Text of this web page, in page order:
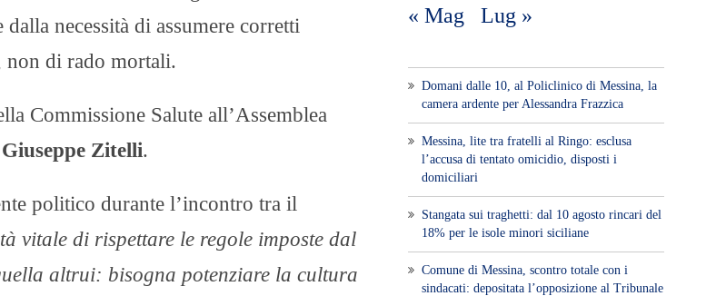
necessità di assumere corretti
non di rado mortali.
Commissione Salute all’Assemblea
Giuseppe Zitelli.
politico durante l’incontro tra il
vitale di rispettare le regole imposte dal
altrui: bisogna potenziare la cultura
« Mag Lug »
Domani dalle 10, al Policlinico di Messina, la
camera ardente per Alessandra Frazzica
Messina, lite tra fratelli al Ringo: esclusa
l’accusa di tentato omicidio, disposti i
domiciliari
Stangata sui traghetti: dal 10 agosto rincari del
18% per le isole minori siciliane
Comune di Messina, scontro totale con i
sindacati: depositata l’opposizione al Tribunale